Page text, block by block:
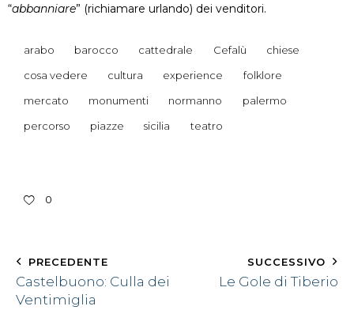
“abbanniare” (richiamare urlando) dei venditori.
arabo barocco cattedrale Cefalù chiese
cosa vedere cultura experience folklore
mercato monumenti normanno palermo
percorso piazze sicilia teatro
0
PRECEDENTE
Castelbuono: Culla dei
Ventimiglia
SUCCESSIVO
Le Gole di Tiberio